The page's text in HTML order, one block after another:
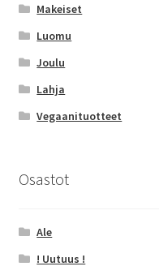
Makeiset
Luomu
Joulu
Lahja
Vegaanituotteet
Osastot
Ale
! Uutuus !